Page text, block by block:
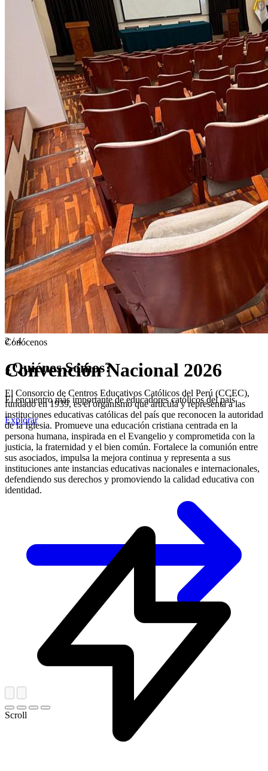
2 / 4
Convención Nacional 2026
El encuentro más importante de educadores católicos del país
Explorar
Scroll
Conócenos
¿Quiénes Somos?
El Consorcio de Centros Educativos Católicos del Perú (CCEC),
fundado en 1939, es el organismo que articula y representa a las
instituciones educativas católicas del país que reconocen la autoridad
de la Iglesia. Promueve una educación cristiana centrada en la
persona humana, inspirada en el Evangelio y comprometida con la
justicia, la fraternidad y el bien común. Fortalece la comunión entre
sus asociados, impulsa la mejora continua y representa a sus
instituciones ante instancias educativas nacionales e internacionales,
defendiendo sus derechos y promoviendo la calidad educativa con
identidad.